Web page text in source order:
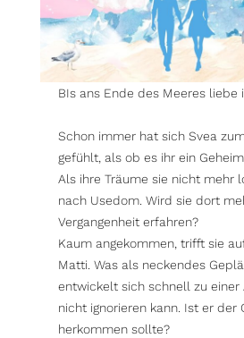
BIs ans Ende des Meeres liebe
Schon immer hat sich Svea
gefühlt, als ob es ihr ein
Als ihre Träume sie nicht mehr
nach Usedom. Wird sie dort
Vergangenheit erfahren?
Kaum angekommen, trifft sie
Matti. Was als neckendes
entwickelt sich schnell zu einer
nicht ignorieren kann. Ist er der
herkommen sollte?